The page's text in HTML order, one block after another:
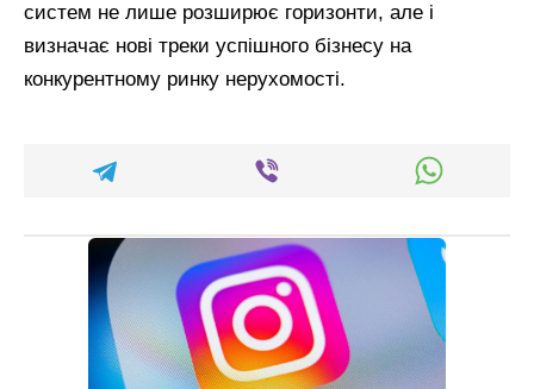
систем не лише розширює горизонти, але і
визначає нові треки успішного бізнесу на
конкурентному ринку нерухомості.